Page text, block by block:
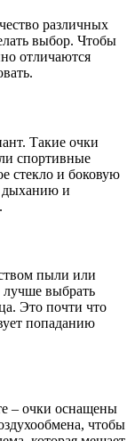
различных
выбор. Чтобы
отличаются
Такие очки
спортивные
стекло и боковую
дыханию и
пыли или
выбрать
Это почти что
попаданию
– очки оснащены
чтобы